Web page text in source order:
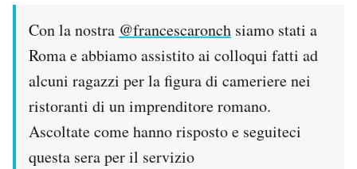
Con la nostra @francescaronch siamo stati a
Roma e abbiamo assistito ai colloqui fatti ad
alcuni ragazzi per la figura di cameriere nei
ristoranti di un imprenditore romano.
Ascoltate come hanno risposto e seguiteci
questa sera per il servizio